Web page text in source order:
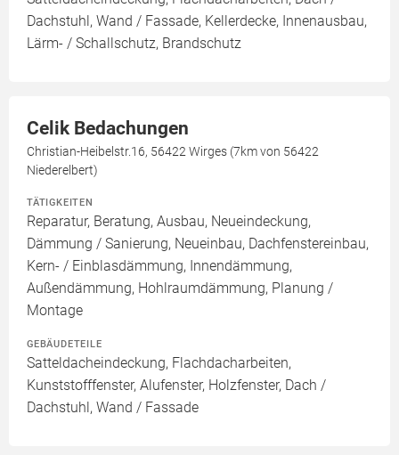
Dachstuhl, Wand / Fassade, Kellerdecke, Innenausbau,
Lärm- / Schallschutz, Brandschutz
Celik Bedachungen
Christian-Heibelstr.16, 56422 Wirges (7km von 56422
Niederelbert)
TÄTIGKEITEN
Reparatur, Beratung, Ausbau, Neueindeckung,
Dämmung / Sanierung, Neueinbau, Dachfenstereinbau,
Kern- / Einblasdämmung, Innendämmung,
Außendämmung, Hohlraumdämmung, Planung /
Montage
GEBÄUDETEILE
Satteldacheindeckung, Flachdacharbeiten,
Kunststofffenster, Alufenster, Holzfenster, Dach /
Dachstuhl, Wand / Fassade